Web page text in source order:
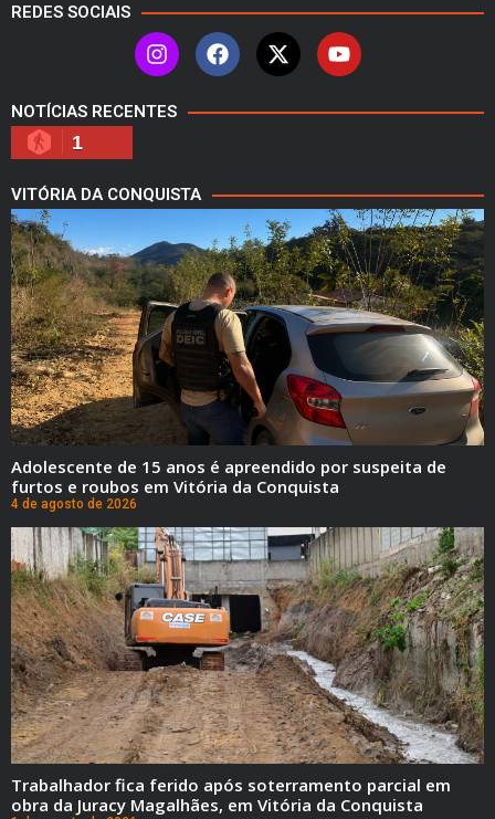
REDES SOCIAIS
NOTÍCIAS RECENTES
1
VITÓRIA DA CONQUISTA
Adolescente de 15 anos é apreendido por suspeita de
furtos e roubos em Vitória da Conquista
4 de agosto de 2026
Trabalhador fica ferido após soterramento parcial em
obra da Juracy Magalhães, em Vitória da Conquista